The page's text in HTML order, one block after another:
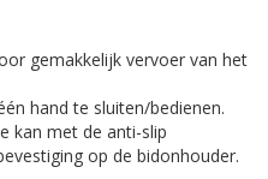
gemakkelijk vervoer van het
hand te sluiten/bedienen.
kan met de anti-slip
op de bidonhouder.